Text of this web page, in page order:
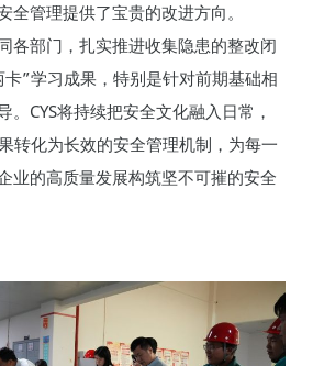
全管理提供了宝贵的改进方向。
各部门，扎实推进收集隐患的整改闭
”学习成果，特别是针对前期基础相
。CYS将持续把安全文化融入日常，
转化为长效的安全管理机制，为每一
业的高质量发展构筑坚不可摧的安全